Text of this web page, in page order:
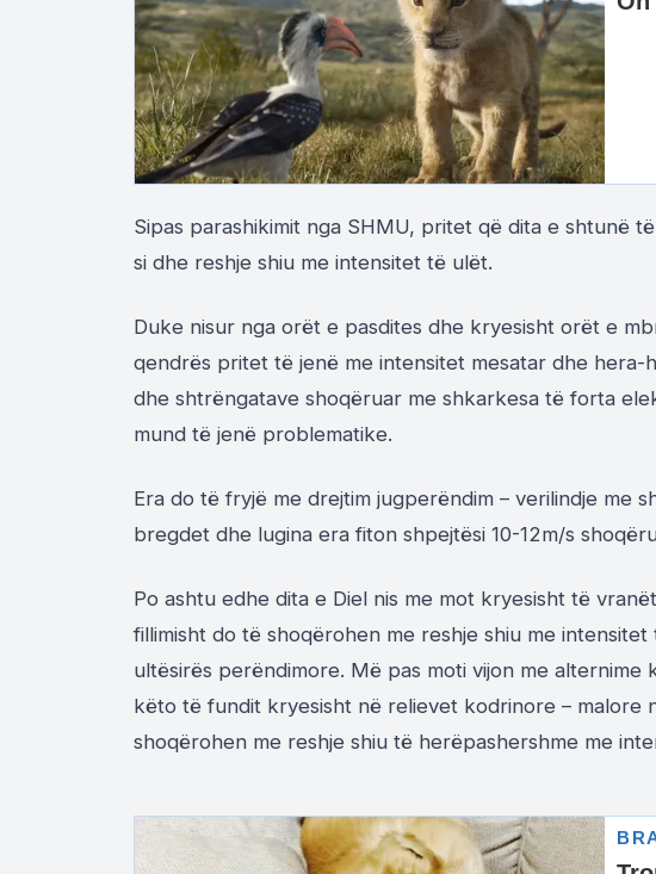
Sipas parashikimit nga SHMU, pritet që dita e shtunë
si dhe reshje shiu me intensitet të ulët.
Duke nisur nga orët e pasdites dhe kryesisht orët e
qendrës pritet të jenë me intensitet mesatar dhe
dhe shtrëngatave shoqëruar me shkarkesa të forta
mund të jenë problematike.
Era do të fryjë me drejtim jugperëndim – verilindje me
bregdet dhe lugina era fiton shpejtësi 10-12m/s
Po ashtu edhe dita e Diel nis me mot kryesisht të
fillimisht do të shoqërohen me reshje shiu me
ultësirës perëndimore. Më pas moti vijon me
këto të fundit kryesisht në relievet kodrinore – malore
shoqërohen me reshje shiu të herëpashershme me